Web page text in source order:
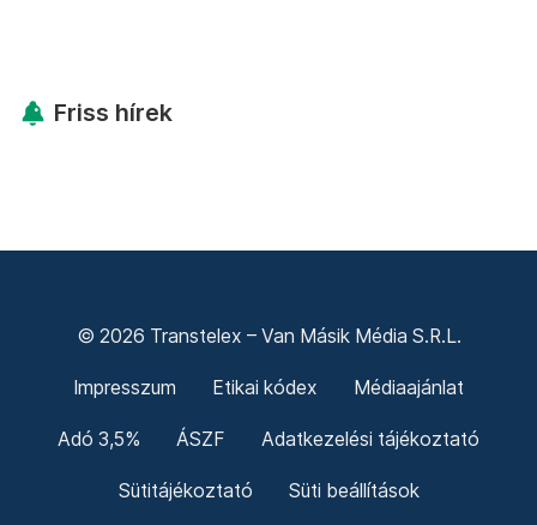
Friss hírek
© 2026 Transtelex – Van Másik Média S.R.L.
Impresszum Etikai kódex Médiaajánlat
Adó 3,5% ÁSZF Adatkezelési tájékoztató
Sütitájékoztató Süti beállítások